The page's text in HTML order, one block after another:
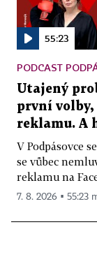
55:23
PODCAST
Utajený
první
reklamu. A
V Podpásovce
se vůbec
reklamu na
7. 8. 2026 ▪ 55:23